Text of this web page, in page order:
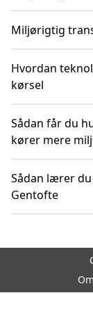
Miljørigtig
Hvordan
kørsel
Sådan får du
kører mere
Sådan lærer
Gentofte